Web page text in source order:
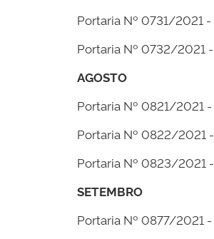
Portaria Nº 0731/2021 -
Portaria Nº 0732/2021 -
AGOSTO
Portaria Nº 0821/2021 -
Portaria Nº 0822/2021 -
Portaria Nº 0823/2021 -
SETEMBRO
Portaria Nº 0877/2021 -